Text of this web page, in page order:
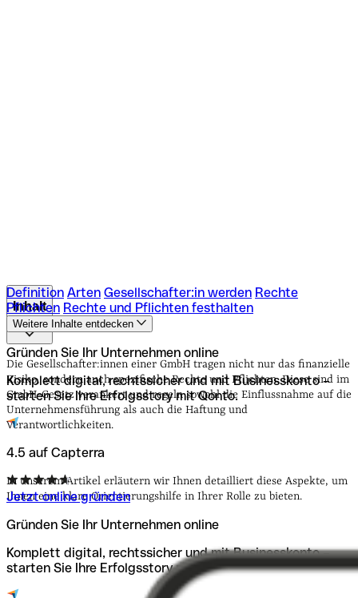
Definition Arten Gesellschafter:in werden Rechte
Pflichten Rechte und Pflichten festhalten
Weitere Inhalte entdecken
Gründen Sie Ihr Unternehmen online
Komplett digital, rechtssicher und mit Businesskonto –
starten Sie Ihre Erfolgsstory mit Qonto.
4.5 auf Capterra
Jetzt online gründen
Inhalt
Definition Arten Gesellschafter:in werden
Pflichten Rechte und Pflichten festhalten
Die Gesellschafter:innen einer GmbH tragen nicht nur das finanzielle
Risiko, sondern auch spezifische Rechte und Pflichten. Diese sind im
GmbH-Gesetz verankert und regeln sowohl die Einflussnahme auf die
Unternehmensführung als auch die Haftung und
Verantwortlichkeiten.
In unserem Artikel erläutern wir Ihnen detailliert diese Aspekte, um
Ihnen eine klare Orientierungshilfe in Ihrer Rolle zu bieten.
Gründen Sie Ihr Unternehmen online
Komplett digital, rechtssicher und mit Businesskonto –
starten Sie Ihre Erfolgsstory mit Qonto.